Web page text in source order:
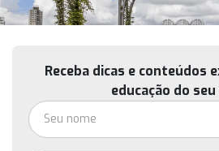
Receba dicas e conteúdos
educação do